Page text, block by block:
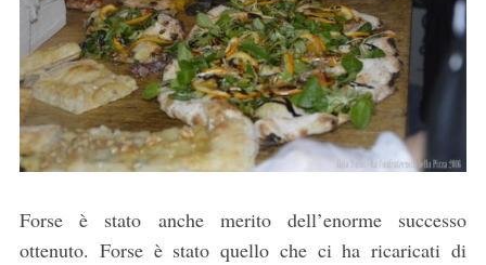
Forse è stato anche merito dell’enorme successo
ottenuto. Forse è stato quello che ci ha ricaricati di